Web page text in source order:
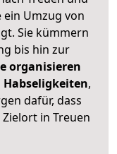
Umzug von
Sie kümmern
bis hin zur
organisieren
,
dafür, dass
in Treuen